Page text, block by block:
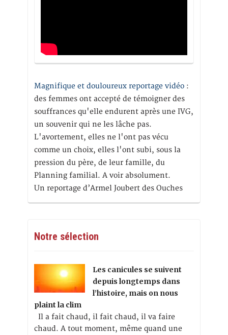
Magnifique et douloureux reportage vidéo :
des femmes ont accepté de témoigner des
souffrances qu'elle endurent après une IVG,
un souvenir qui ne les lâche pas.
L'avortement, elles ne l'ont pas vécu
comme un choix, elles l'ont subi, sous la
pression du père, de leur famille, du
Planning familial. A voir absolument.
Un reportage d’Armel Joubert des Ouches
Notre sélection
Les canicules se suivent
depuis longtemps dans
l’histoire, mais on nous
plaint la clim
Il a fait chaud, il fait chaud, il va faire
chaud. A tout moment, même quand une